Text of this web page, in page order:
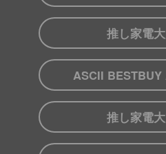
推し家電
ASCII BESTBUY
推し家電